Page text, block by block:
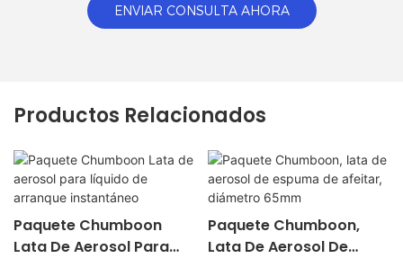
ENVIAR CONSULTA AHORA
Productos Relacionados
Paquete Chumboon
Lata De Aerosol Para
Paquete Chumboon,
Lata De Aerosol De